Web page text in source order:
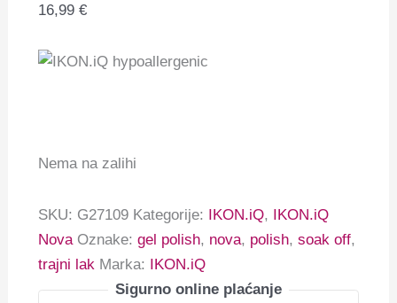
16,99€
Nema na zalihi
SKU: G27109 Kategorije: IKON.iQ,
IKON.iQ
Nova Oznake:gel polish, nova, polish,soak off,
trajni lak Marka:
IKON.iQ
Sigurno online plaćanje